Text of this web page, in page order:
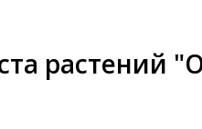
растений